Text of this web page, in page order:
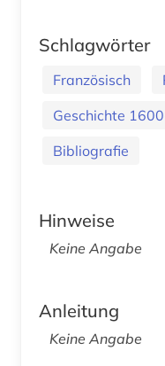
Schlagwörter
Französisch
Geschichte
Bibliografie
Hinweise
Keine Angabe
Anleitung
Keine Angabe